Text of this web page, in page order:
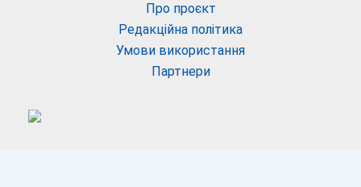
Про проєкт
Редакційна політика
Умови використання
Партнери